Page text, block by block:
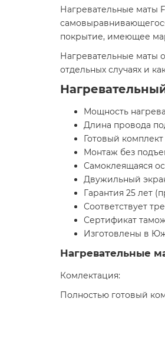
Нагревательные маты
покрытие, имеющее
Нагревательные маты
отдельных случаях и
Мощность
Длина провода
Готовый
Монтаж без
Самоклеящаяся
Двужильный
Гарантия 25 лет
Соответствует
Сертификат
Изготовлены в
Нагревательные
Комлектация:
Полностью готовый